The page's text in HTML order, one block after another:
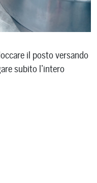
il posto versando
subito l’intero